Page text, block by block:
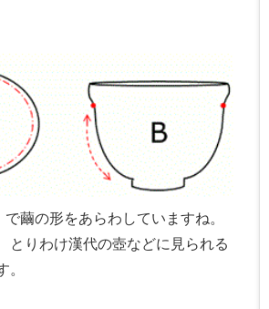
繭の形をあらわしていますね。
とりわけ漢代の壺などに見られる
。